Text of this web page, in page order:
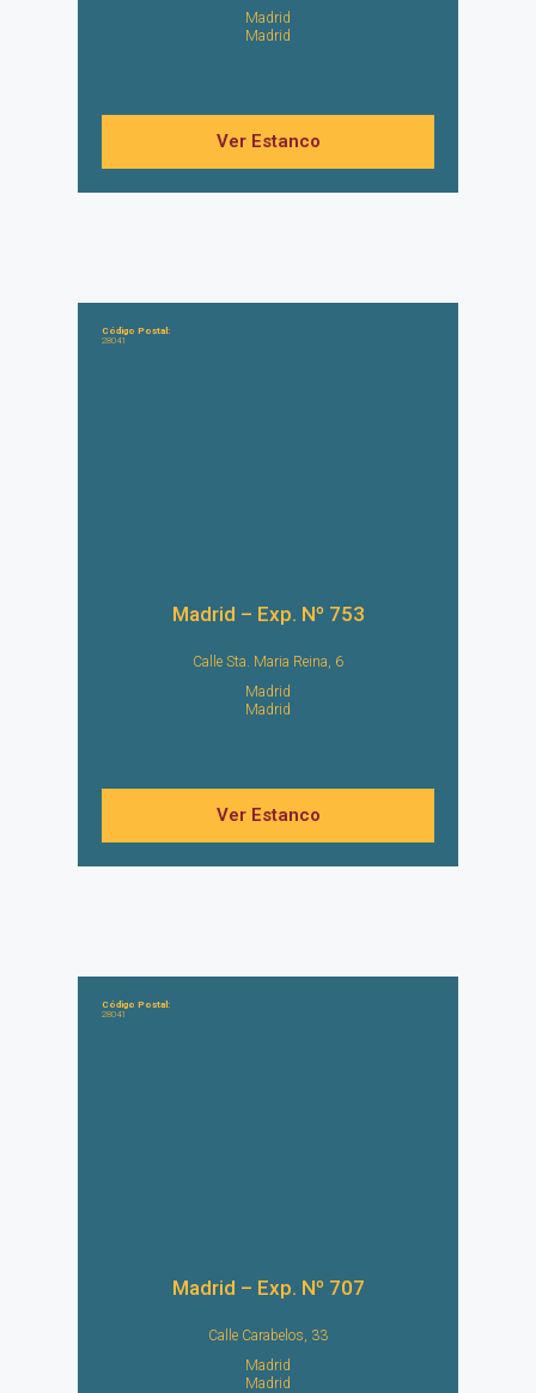
Madrid
Madrid
Ver Estanco
Código Postal:
28041
Madrid – Exp. Nº 753
Calle Sta. Maria Reina, 6
Madrid
Madrid
Ver Estanco
Código Postal:
28041
Madrid – Exp. Nº 707
Calle Carabelos, 33
Madrid
Madrid